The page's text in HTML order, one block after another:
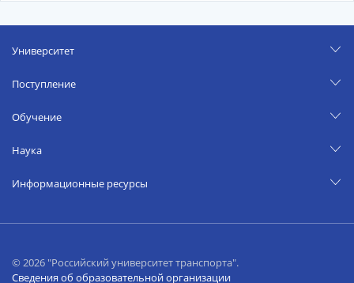
Университет
Поступление
Обучение
Наука
Информационные ресурсы
© 2026 "Российский университет транспорта".
Сведения об образовательной организации